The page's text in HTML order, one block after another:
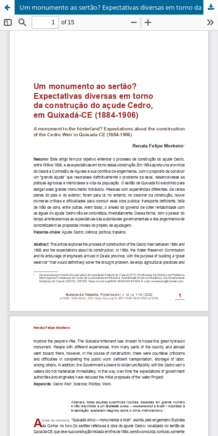
Um monumento ao sertão? Expectativas diversas em torno da construção do açude Cedro, em Quixadá-CE (1884-1906)